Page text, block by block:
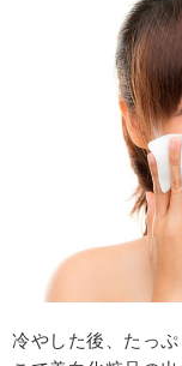
冷やした後、たっ